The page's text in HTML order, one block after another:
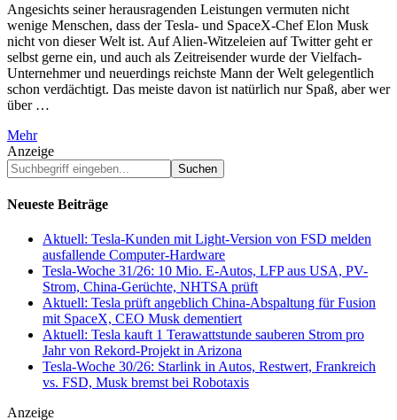
Angesichts seiner herausragenden Leistungen vermuten nicht
wenige Menschen, dass der Tesla- und SpaceX-Chef Elon Musk
nicht von dieser Welt ist. Auf Alien-Witzeleien auf Twitter geht er
selbst gerne ein, und auch als Zeitreisender wurde der Vielfach-
Unternehmer und neuerdings reichste Mann der Welt gelegentlich
schon verdächtigt. Das meiste davon ist natürlich nur Spaß, aber wer
über …
Mehr
Anzeige
Suchbegriff
eingeben...
Neueste Beiträge
Aktuell: Tesla-Kunden mit Light-Version von FSD melden
ausfallende Computer-Hardware
Tesla-Woche 31/26: 10 Mio. E-Autos, LFP aus USA, PV-
Strom, China-Gerüchte, NHTSA prüft
Aktuell: Tesla prüft angeblich China-Abspaltung für Fusion
mit SpaceX, CEO Musk dementiert
Aktuell: Tesla kauft 1 Terawattstunde sauberen Strom pro
Jahr von Rekord-Projekt in Arizona
Tesla-Woche 30/26: Starlink in Autos, Restwert, Frankreich
vs. FSD, Musk bremst bei Robotaxis
Anzeige